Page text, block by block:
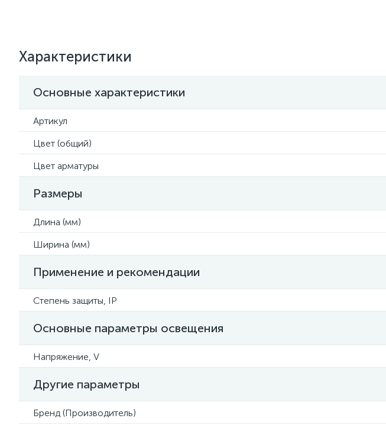
Характеристики
Основные характеристики
Артикул
Цвет (общий)
Цвет арматуры
Размеры
Длина (мм)
Ширина (мм)
Применение и рекомендации
Степень защиты, IP
Основные параметры освещения
Напряжение, V
Другие параметры
Бренд (Производитель)